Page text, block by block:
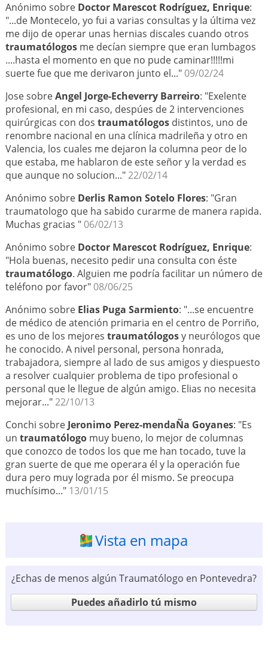
Anónimo sobre Doctor Marescot Rodríguez, Enrique:
"...de Montecelo, yo fui a varias consultas y la última vez
me dijo de operar unas hernias discales cuando otros
traumatólogosme decían siempre que eran lumbagos
....hasta el momento en que no pude caminar!!!!!mi
suerte fue que me derivaron junto el..." 09/02/24
Jose sobreAngel Jorge-Echeverry Barreiro: "Exelente
profesional, en mi caso, despúes de 2 intervenciones
quirúrgicas con dos traumatólogosdistintos, uno de
renombre nacional en una clínica madrileña y otro en
Valencia, los cuales me dejaron la columna peor de lo
que estaba, me hablaron de este señor y la verdad es
que aunque no solucion..."22/02/14
Anónimo sobre Derlis Ramon Sotelo Flores: "Gran
traumatologo que ha sabido curarme de manera rapida.
Muchas gracias " 06/02/13
Anónimo sobre Doctor Marescot Rodríguez, Enrique:
"Hola buenas, necesito pedir una consulta con éste
traumatólogo. Alguien me podría facilitar un número de
teléfono por favor" 08/06/25
Anónimo sobre Elias Puga Sarmiento: "...se encuentre
de médico de atención primaria en el centro de Porriño,
es uno de los mejores traumatólogosy neurólogos que
he conocido. A nivel personal, persona honrada,
trabajadora, siempre al lado de sus amigos y diespuesto
a resolver cualquier problema de tipo profesional o
personal que le llegue de algún amigo. Elias no necesita
mejorar..."22/10/13
Conchi sobreJeronimo Perez-mendaÑa Goyanes: "Es
un traumatólogomuy bueno, lo mejor de columnas
que conozco de todos los que me han tocado, tuve la
gran suerte de que me operara él y la operación fue
dura pero muy lograda por él mismo. Se preocupa
muchísimo..." 13/01/15
Vista en mapa
¿Echas de menos algún Traumatólogo en Pontevedra?
Puedes añadirlo tú mismo